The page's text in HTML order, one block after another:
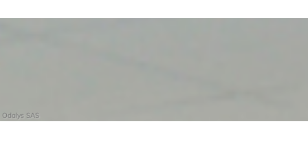
Odalys SAS